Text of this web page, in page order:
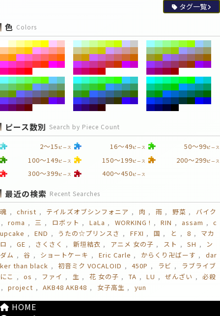
タグ一覧
色 Colors
ピース数別 Search by Piece Count
2～15 ピース 16～49ピース 50～99ピース
100～149ピース 150～199ピース 200～299ピース
300～399ピース 400～450ピース
最近の検索 Recent Searches
魂 christ テイルズオブシンフォニア 肉 雨 野菜
バイク
roma
三 ロボット LaLa WORKING ! RIN assam
c
upcake
END うたの☆プリンスさ FFXI 国 と 8
マカ
ロ
GE さくさく 新垣結衣 アニメ 女の子 スト SH
ン
ダム
谷 ショートケーキ Eric Carle からくり卍ばーす
dar
ker than black
初音ミク VOCALOID 450P ラビ
ラブライブ
にこ
os ファイ 生 花 女の子 TA LU ぜんざい
必殺
project
AKB48 AKB48 女子高生 yun
HOME